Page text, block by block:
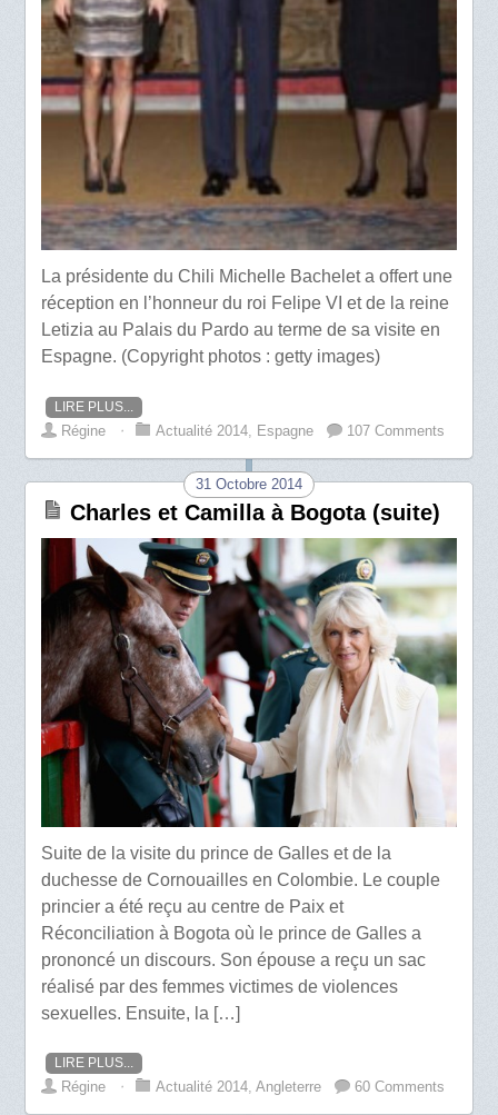
La présidente du Chili Michelle Bachelet a offert une
réception en l’honneur du roi Felipe VI et de la reine
Letizia au Palais du Pardo au terme de sa visite en
Espagne. (Copyright photos : getty images)
LIRE PLUS...
Régine ⋅ Actualité 2014 Espagne 107 Comments
31 Octobre 2014
Charles et Camilla à Bogota (suite)
Suite de la visite du prince de Galles et de la
duchesse de Cornouailles en Colombie. Le couple
princier a été reçu au centre de Paix et
Réconciliation à Bogota où le prince de Galles a
prononcé un discours. Son épouse a reçu un sac
réalisé par des femmes victimes de violences
sexuelles. Ensuite, la […]
LIRE PLUS...
Régine ⋅ Actualité 2014,Angleterre 60 Comments